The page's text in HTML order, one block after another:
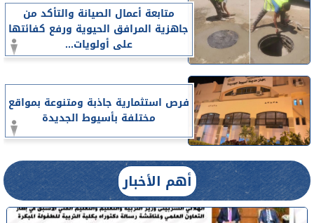
متابعة أعمال الصيانة والتأكد من
جاهزية المرافق الحيوية ورفع كفائتها
على أولويات...
فرص استثمارية جاذبة ومتنوعة بمواقع
مختلفة بأسيوط الجديدة
أهم الأخبار